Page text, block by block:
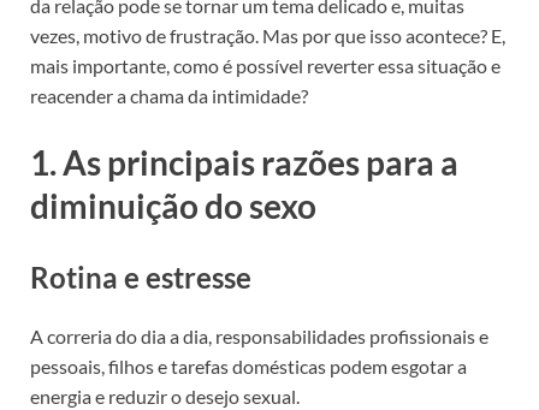
da relação pode se tornar um tema delicado e, muitas
vezes, motivo de frustração. Mas por que isso acontece? E,
mais importante, como é possível reverter essa situação e
reacender a chama da intimidade?
1. As principais razões para a
diminuição do sexo
Rotina e estresse
A correria do dia a dia, responsabilidades profissionais e
pessoais, filhos e tarefas domésticas podem esgotar a
energia e reduzir o desejo sexual.